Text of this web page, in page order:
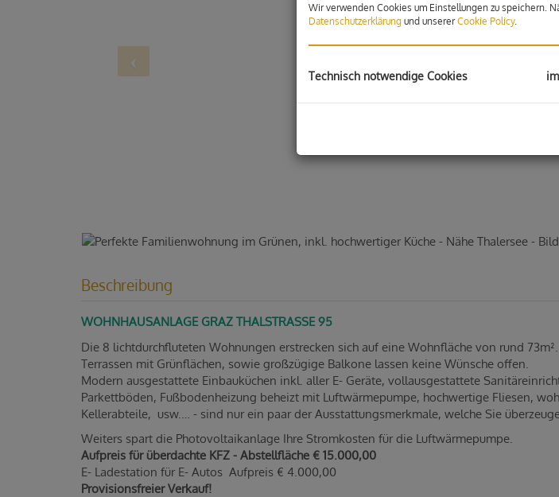
Beschreibung
WOHNHAUSANLAGE GRAZ THALSTRASSE 95
Die 8 lichtdurchfluteten Wohnungen erstrecken sich auf eine Wohnfläche von rund 73m².
Terrassen mit Grünflächen, sowie großzügige Balkone lassen keine Wünsche offen.
Modern ausgestattete Einbauküchen inkl. aller E- Geräte, vollausgestattete
Parkettböden, Fußbodenheizung beheizt mit Luftwärmepumpe, hochwertige Fliesen,
Kellerabteile, usw.… - sind nur ein paar der Ausstattungsmerkmale, welche Sie
Weiters spart die Photovoltaikanlage Ihre Stromkosten für die Luftwärmepumpe.
Aufpreis für überdachte KFZ - Abstellfläche € 15.000,00
E- Ladestation für E- Autos Aufpreis € 4.000,00
Provisionsfreier Verkauf!
Wir verwenden Cookies um Einstellungen zu speichern.
Datenschutzerklärung und unsererCookie Policy.
Technisch notwendige Cookies